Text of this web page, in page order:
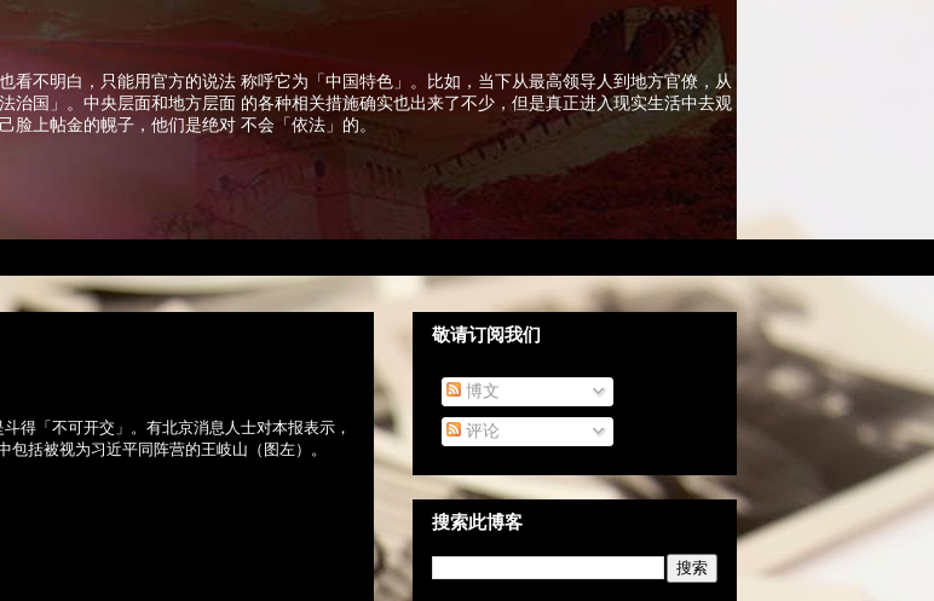
不明白，只能用官方的说法 称呼它为「中国特色」。比如，当下从最高领导人到地方官僚，从
治国」。中央层面和地方层面 的各种相关措施确实也出来了不少，但是真正进入现实生活中去观
上帖金的幌子，他们是绝对 不会「依法」的。
得「不可开交」。有北京消息人士对本报表示，
括被视为习近平同阵营的王岐山（图左）。
敬请订阅我们
博文
评论
搜索此博客